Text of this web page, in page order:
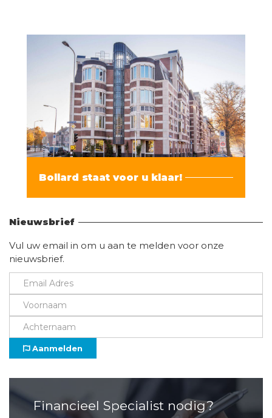
Bollard staat voor u klaar!
Nieuwsbrief
Vul uw email in om u aan te melden voor onze
nieuwsbrief.
Aanmelden
Financieel Specialist nodig?